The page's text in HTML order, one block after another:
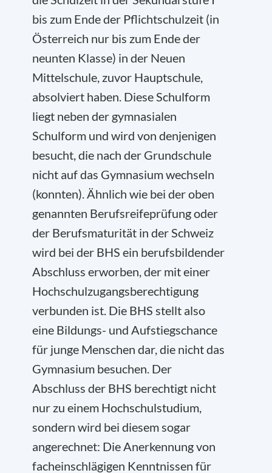
bis zum Ende der Pflichtschulzeit (in
Österreich nur bis zum Ende der
neunten Klasse) in der Neuen
Mittelschule, zuvor Hauptschule,
absolviert haben. Diese Schulform
liegt neben der gymnasialen
Schulform und wird von denjenigen
besucht, die nach der Grundschule
nicht auf das Gymnasium wechseln
(konnten). Ähnlich wie bei der oben
genannten Berufsreifeprüfung oder
der Berufsmaturität in der Schweiz
wird bei der BHS ein berufsbildender
Abschluss erworben, der mit einer
Hochschulzugangsberechtigung
verbunden ist. Die BHS stellt also
eine Bildungs- und Aufstiegschance
für junge Menschen dar, die nicht das
Gymnasium besuchen. Der
Abschluss der BHS berechtigt nicht
nur zu einem Hochschulstudium,
sondern wird bei diesem sogar
angerechnet: Die Anerkennung von
facheinschlägigen Kenntnissen für